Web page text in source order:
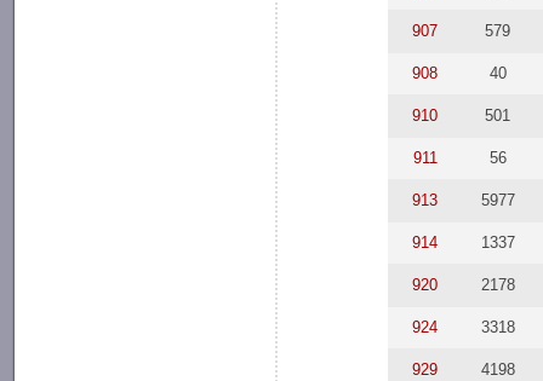
907 579
908 40
910 501
911 56
913 5977
914 1337
920 2178
924 3318
929 4198